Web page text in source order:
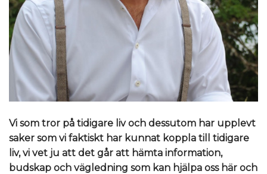
Vi som tror på tidigare liv och dessutom har upplevt
saker som vi faktiskt har kunnat koppla till tidigare
liv, vi vet ju att det går att hämta information,
budskap och vägledning som kan hjälpa oss här och